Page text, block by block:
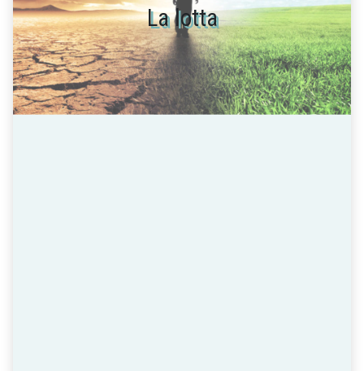
La lotta